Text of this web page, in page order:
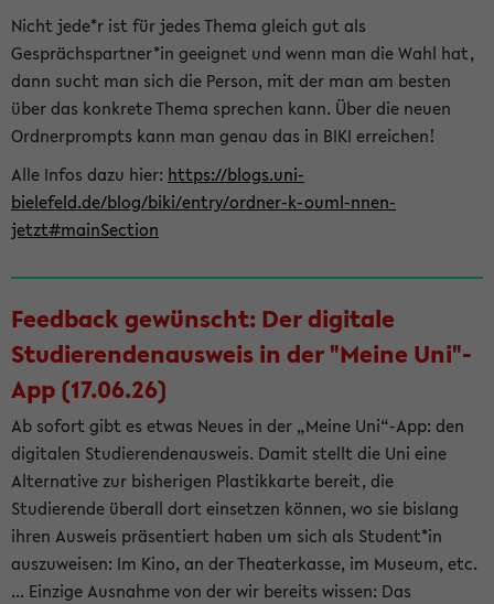
Nicht jede*r ist für jedes Thema gleich gut als
Gesprächspartner*in geeignet und wenn man die Wahl hat,
dann sucht man sich die Person, mit der man am besten
über das konkrete Thema sprechen kann. Über die neuen
Ordnerprompts kann man genau das in BIKI erreichen!
Alle Infos dazu hier: https://blogs.uni-
bielefeld.de/blog/biki/entry/ordner-k-ouml-nnen-
jetzt#mainSection
Feedback gewünscht: Der digitale
Studierendenausweis in der "Meine Uni"-
App (17.06.26)
Ab sofort gibt es etwas Neues in der „Meine Uni“-App: den
digitalen Studierendenausweis. Damit stellt die Uni eine
Alternative zur bisherigen Plastikkarte bereit, die
Studierende überall dort einsetzen können, wo sie bislang
ihren Ausweis präsentiert haben um sich als Student*in
auszuweisen: Im Kino, an der Theaterkasse, im Museum, etc.
... Einzige Ausnahme von der wir bereits wissen: Das